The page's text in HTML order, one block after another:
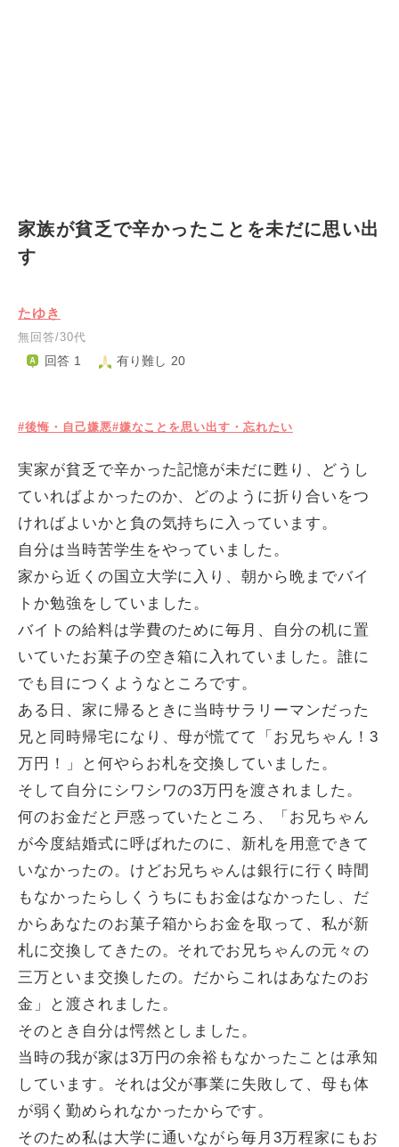
家族が貧乏で辛かったことを未だに思い出
す
たゆき
無回答/30代
回答 1 有り難し 20
#後悔・自己嫌悪#嫌なことを思い出す・忘れたい
実家が貧乏で辛かった記憶が未だに甦り、どうし
ていればよかったのか、どのように折り合いをつ
ければよいかと負の気持ちに入っています。
自分は当時苦学生をやっていました。
家から近くの国立大学に入り、朝から晩までバイ
トか勉強をしていました。
バイトの給料は学費のために毎月、自分の机に置
いていたお菓子の空き箱に入れていました。誰に
でも目につくようなところです。
ある日、家に帰るときに当時サラリーマンだった
兄と同時帰宅になり、母が慌てて「お兄ちゃん！3
万円！」と何やらお札を交換していました。
そして自分にシワシワの3万円を渡されました。
何のお金だと戸惑っていたところ、「お兄ちゃん
が今度結婚式に呼ばれたのに、新札を用意できて
いなかったの。けどお兄ちゃんは銀行に行く時間
もなかったらしくうちにもお金はなかったし、だ
からあなたのお菓子箱からお金を取って、私が新
札に交換してきたの。それでお兄ちゃんの元々の
三万といま交換したの。だからこれはあなたのお
金」と渡されました。
そのとき自分は愕然としました。
当時の我が家は3万円の余裕もなかったことは承知
しています。それは父が事業に失敗して、母も体
が弱く勤められなかったからです。
そのため私は大学に通いながら毎月3万程家にもお